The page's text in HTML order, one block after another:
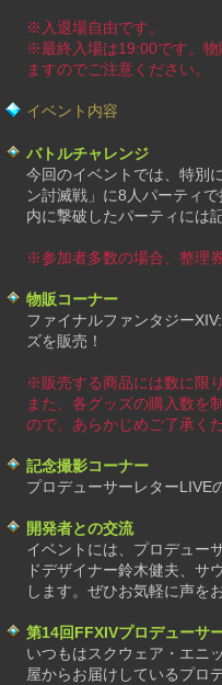
※入退場自由です。
※最終入場は19:00です。物
ますのでご注意ください。
イベント内容
バトルチャレンジ
今回のイベントでは、特別
ン討滅戦」に8人パーティ
内に撃破したパーティには
※参加者多数の場合、整理
物販コーナー
ファイナルファンタジー
ズを販売！
※販売する商品には数に限
また、各グッズの購入数を
ので、あらかじめご了承くだ
記念撮影コーナー
プロデューサーレターLIVE
開発者との交流
イベントには、プロデュー
ドデザイナー鈴木健夫、サ
します。ぜひお気軽に声を
第14回FFXIVプロデューサ
いつもはスクウェア・エニ
屋からお届けしているプロ